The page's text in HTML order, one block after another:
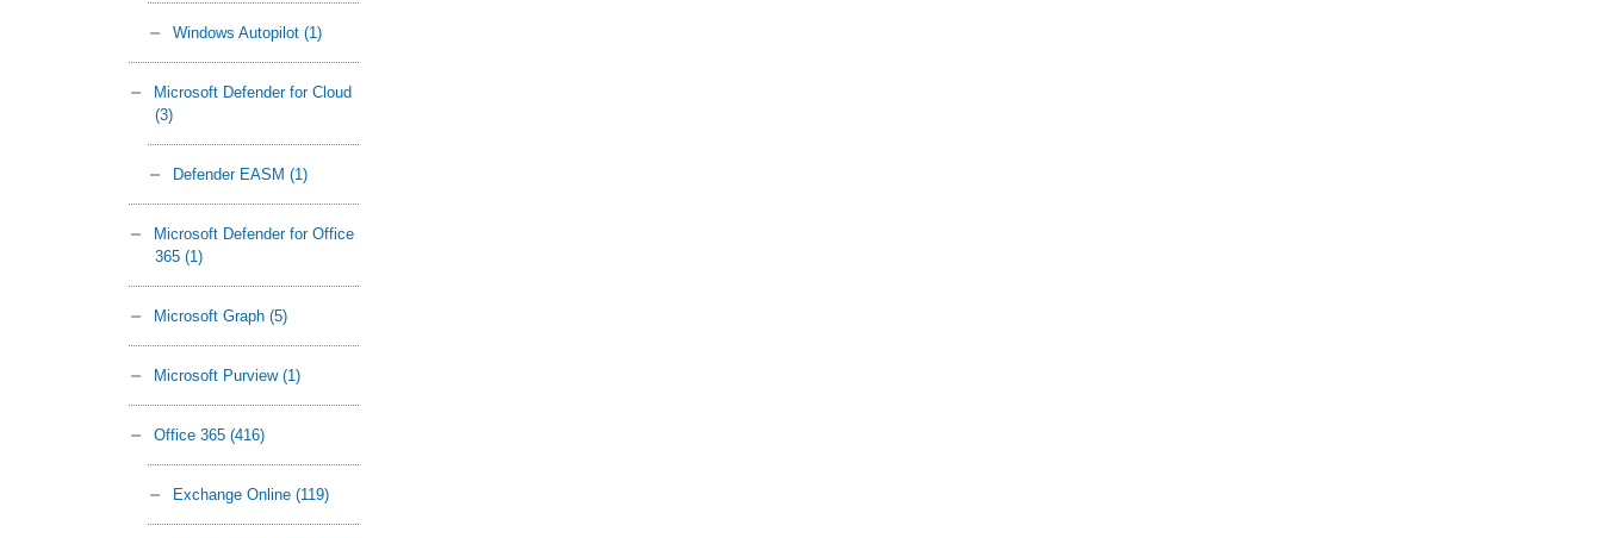
Windows Autopilot (1)
Microsoft Defender for Cloud
(3)
Defender EASM (1)
Microsoft Defender for Office
365 (1)
Microsoft Graph (5)
Microsoft Purview (1)
Office 365 (416)
Exchange Online (119)